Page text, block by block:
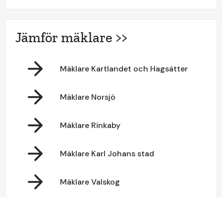
Jämför mäklare >>
Mäklare Kartlandet och Hagsätter
Mäklare Norsjö
Mäklare Rinkaby
Mäklare Karl Johans stad
Mäklare Valskog